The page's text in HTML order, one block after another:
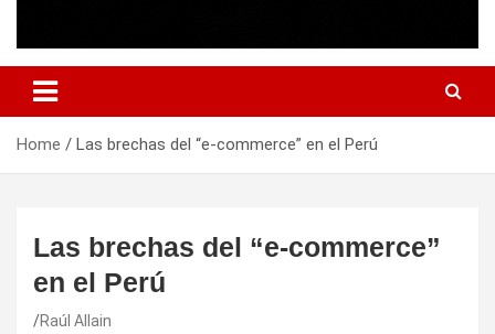
Home Las brechas del “e-commerce” en el Perú
Las brechas del “e-commerce”
en el Perú
Raúl Allain